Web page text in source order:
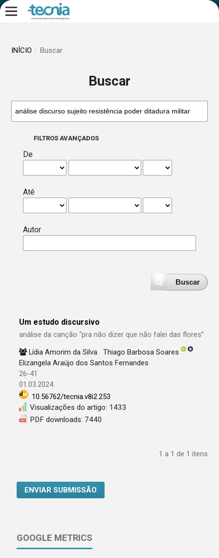
INÍCIO / Buscar
Buscar
FILTROS AVANÇADOS
De
Até
Autor
Buscar
Um estudo discursivo
análise da canção “pra não dizer que não falei das flores”
Lídia Amorim da Silva Thiago Barbosa Soares
Elizangela Araújo dos Santos Fernandes
26-41
01.03.2024
10.56762/tecnia.v8i2.253
Visualizações do artigo: 1433
PDF downloads: 7440
1 a 1 de 1 itens
ENVIAR SUBMISSÃO
GOOGLE METRICS